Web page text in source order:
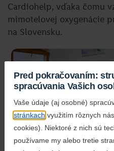
Pred pokračovaním:
spracúvania Vašich
Vaše údaje (aj osobné)
stránkach využitím rôznych
cookies). Niektoré z nich sú
používame my alebo tretie
Cardiohelp, vďaka čomu
mimotelovej oxygenácie
na Slovensku.